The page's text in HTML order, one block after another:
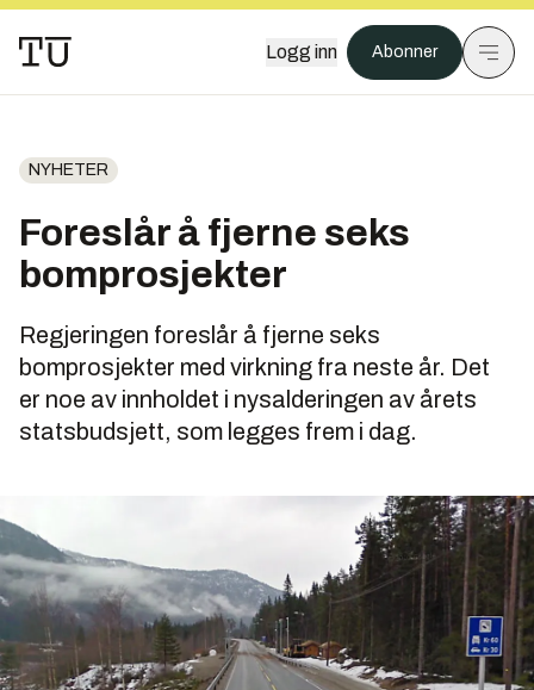
Logg inn Abonner
NYHETER
Foreslår å fjerne seks
bomprosjekter
Regjeringen foreslår å fjerne seks
bomprosjekter med virkning fra neste år. Det
er noe av innholdet i nysalderingen av årets
statsbudsjett, som legges frem i dag.